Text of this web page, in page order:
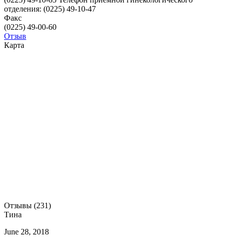
отделения: (0225) 49-10-47
Факс
(0225) 49-00-60
Отзыв
Карта
Отзывы (231)
Тина
June 28, 2018